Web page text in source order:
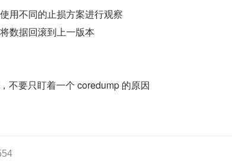
用不同的止损方案进行观察
数据回滚到上一版本
不要只盯着一个 coredump 的原因